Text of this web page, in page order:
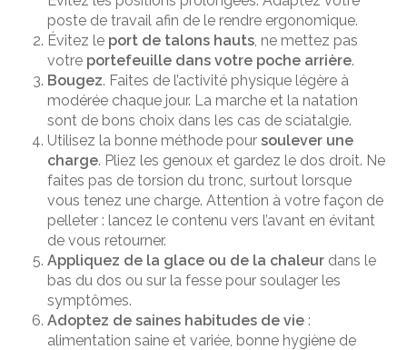
poste de travail afin de le rendre ergonomique.
Évitez le port de talons hauts , ne mettez pas
votre portefeuille dans votre poche arrière.
Bougez. Faites de l’activité physique légère à
modérée chaque jour. La marche et la natation
sont de bons choix dans les cas de sciatalgie.
Utilisez la bonne méthode poursoulever une
charge. Pliez les genoux et gardez le dos droit. Ne
faites pas de torsion du tronc, surtout lorsque
vous tenez une charge. Attention à votre façon de
pelleter : lancez le contenu vers l’avant en évitant
de vous retourner.
Appliquez de la glace ou de la chaleur dans le
bas du dos ou sur la fesse pour soulager les
symptômes.
Adoptez de saines habitudes de vie :
alimentation saine et variée, bonne hygiène de